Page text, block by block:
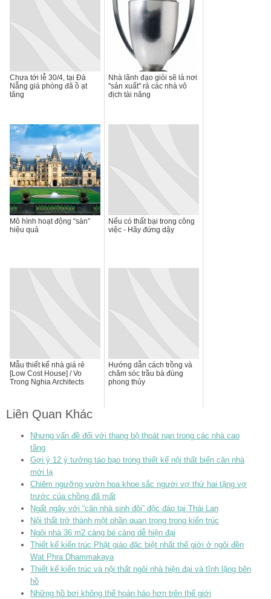
Chưa tới lễ 30/4, tại Đà
Nẵng giá phòng đã ồ ạt
tăng
Nhà lãnh đạo giỏi sẽ là nơi
"sản xuất" rả các nhà vô
địch tài năng
Mô hình hoạt động “sàn”
hiệu quả
Nếu có thất bại trong công
việc - Hãy đứng dậy
Mẫu thiết kế nhà giá rẻ
[Low Cost House] / Vo
Trong Nghia Architects
Hướng dẫn cách trồng và
chăm sóc trầu bà đúng
phong thủy
Liên Quan Khác
Nhưng vấn đề đối với thang bộ thoát nạn trong các nhà cao
tầng
Gợi ý 12 ý tưởng táo bạo trong thiết kế nội thất biến căn nhà
mới lạ
Chiêm ngưỡng vườn hoa khoe sắc người vợ thứ hai tặng vợ
trước của chồng đã mất
Ngất ngây với “căn nhà sinh đôi” độc đáo tại Thái Lan
Nội thất trở thành một phần quan trọng trong kiến trúc
Ngôi nhà 36 m2 càng bé càng dễ hiện đại
Thiết kế kiến trúc Phật giáo đặc biệt nhất thế giới ở ngôi đền
Wat Phra Dhammakaya
Thiết kế kiến trúc và nội thất ngôi nhà hiện đại và tĩnh lặng bên
hồ
Những hồ bơi không thể hoàn hảo hơn trên thế giới